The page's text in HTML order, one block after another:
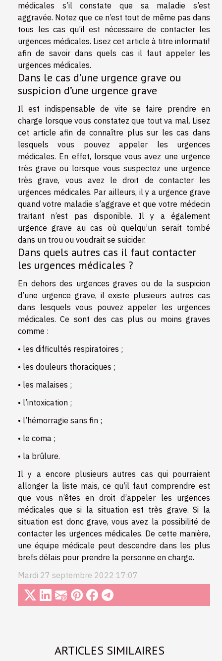
ARTICLES SIMILAIRES
médicales s’il constate que sa maladie s’est
aggravée. Notez que ce n’est tout de même pas dans
tous les cas qu’il est nécessaire de contacter les
urgences médicales. Lisez cet article à titre informatif
afin de savoir dans quels cas il faut appeler les
urgences médicales.
Dans le cas d’une urgence grave ou
suspicion d’une urgence grave
Il est indispensable de vite se faire prendre en
charge lorsque vous constatez que tout va mal. Lisez
cet article afin de connaître plus sur les cas dans
lesquels vous pouvez appeler les urgences
médicales. En effet, lorsque vous avez une urgence
très grave ou lorsque vous suspectez une urgence
très grave, vous avez le droit de contacter les
urgences médicales. Par ailleurs, il y a urgence grave
quand votre maladie s’aggrave et que votre médecin
traitant n’est pas disponible. Il y a également
urgence grave au cas où quelqu’un serait tombé
dans un trou ou voudrait se suicider.
Dans quels autres cas il faut contacter
les urgences médicales ?
En dehors des urgences graves ou de la suspicion
d’une urgence grave, il existe plusieurs autres cas
dans lesquels vous pouvez appeler les urgences
médicales. Ce sont des cas plus ou moins graves
comme :
• les difficultés respiratoires ;
• les douleurs thoraciques ;
• les malaises ;
• l’intoxication ;
• l’hémorragie sans fin ;
• le coma ;
• la brûlure.
Il y a encore plusieurs autres cas qui pourraient
allonger la liste mais, ce qu’il faut comprendre est
que vous n’êtes en droit d’appeler les urgences
médicales que si la situation est très grave. Si la
situation est donc grave, vous avez la possibilité de
contacter les urgences médicales. De cette manière,
une équipe médicale peut descendre dans les plus
brefs délais pour prendre la personne en charge.
Mardi 27 septembre 2022 17:07